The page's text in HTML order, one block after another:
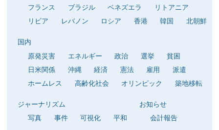
フランス
ブラジル ベネズエラ
リトアニア
リビア
レバノン ロシア 香港 韓国 北朝鮮
国内
原発災害
エネルギー 政治 選挙
貧困
日米関係
沖縄 経済 憲法 雇用
派遣
ホームレス
高齢化社会 オリンピック 築地移転
ジャーナリズム
写真
事件 可視化 平和
お知らせ
会計報告